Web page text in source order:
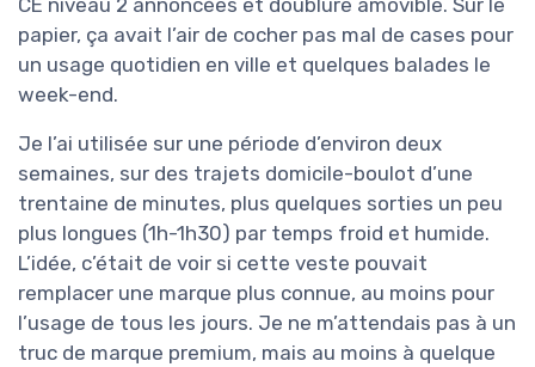
CE niveau 2 annoncées et doublure amovible. Sur le
papier, ça avait l’air de cocher pas mal de cases pour
un usage quotidien en ville et quelques balades le
week-end.
Je l’ai utilisée sur une période d’environ deux
semaines, sur des trajets domicile-boulot d’une
trentaine de minutes, plus quelques sorties un peu
plus longues (1h-1h30) par temps froid et humide.
L’idée, c’était de voir si cette veste pouvait
remplacer une marque plus connue, au moins pour
l’usage de tous les jours. Je ne m’attendais pas à un
truc de marque premium, mais au moins à quelque